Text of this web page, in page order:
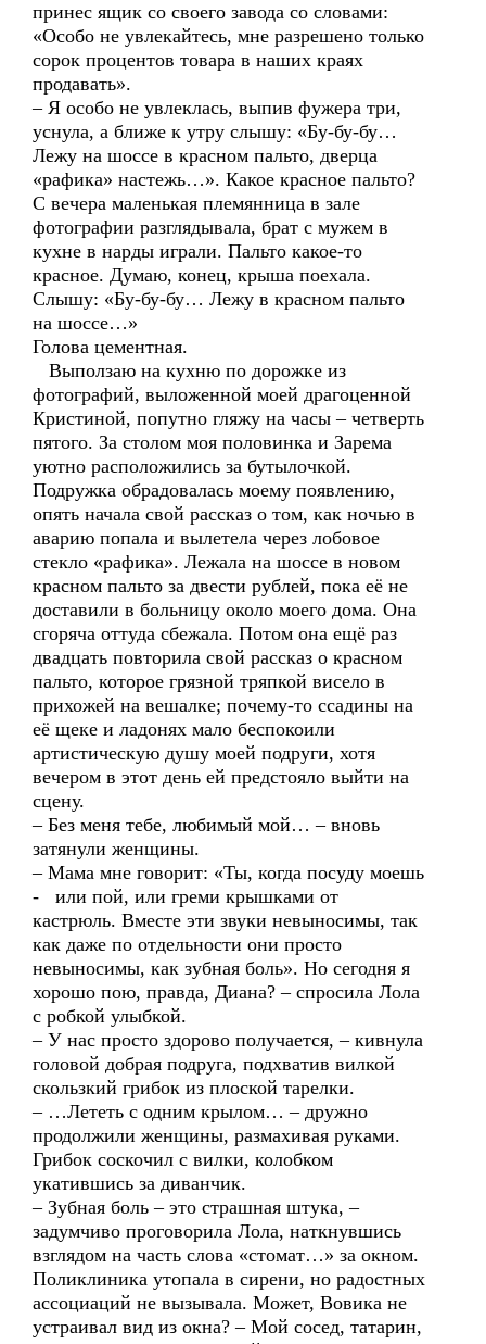
принес ящик со своего завода со словами:
«Особо не увлекайтесь, мне разрешено только
сорок процентов товара в наших краях
продавать».
– Я особо не увлеклась, выпив фужера три,
уснула, а ближе к утру слышу: «Бу-бу-бу…
Лежу на шоссе в красном пальто, дверца
«рафика» настежь…». Какое красное пальто?
С вечера маленькая племянница в зале
фотографии разглядывала, брат с мужем в
кухне в нарды играли. Пальто какое-то
красное. Думаю, конец, крыша поехала.
Слышу: «Бу-бу-бу… Лежу в красном пальто
на шоссе…»
Голова цементная.
Выползаю на кухню по дорожке из
фотографий, выложенной моей драгоценной
Кристиной, попутно гляжу на часы – четверть
пятого. За столом моя половинка и Зарема
уютно расположились за бутылочкой.
Подружка обрадовалась моему появлению,
опять начала свой рассказ о том, как ночью в
аварию попала и вылетела через лобовое
стекло «рафика». Лежала на шоссе в новом
красном пальто за двести рублей, пока её не
доставили в больницу около моего дома. Она
сгоряча оттуда сбежала. Потом она ещё раз
двадцать повторила свой рассказ о красном
пальто, которое грязной тряпкой висело в
прихожей на вешалке; почему-то ссадины на
её щеке и ладонях мало беспокоили
артистическую душу моей подруги, хотя
вечером в этот день ей предстояло выйти на
сцену.
– Без меня тебе, любимый мой… – вновь
затянули женщины.
– Мама мне говорит: «Ты, когда посуду моешь
- или пой, или греми крышками от
кастрюль. Вместе эти звуки невыносимы, так
как даже по отдельности они просто
невыносимы, как зубная боль». Но сегодня я
хорошо пою, правда, Диана? – спросила Лола
с робкой улыбкой.
– У нас просто здорово получается, – кивнула
головой добрая подруга, подхватив вилкой
скользкий грибок из плоской тарелки.
– …Лететь с одним крылом… – дружно
продолжили женщины, размахивая руками.
Грибок соскочил с вилки, колобком
укатившись за диванчик.
– Зубная боль – это страшная штука, –
задумчиво проговорила Лола, наткнувшись
взглядом на часть слова «стомат…» за окном.
Поликлиника утопала в сирени, но радостных
ассоциаций не вызывала. Может, Вовика не
устраивал вид из окна? – Мой сосед, татарин,